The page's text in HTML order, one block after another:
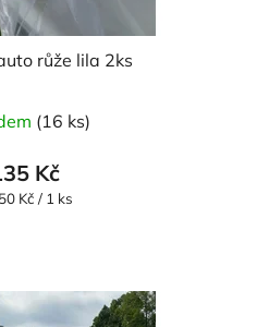
růže lila 2ks
(16 ks)
Kč
Kč / 1 ks